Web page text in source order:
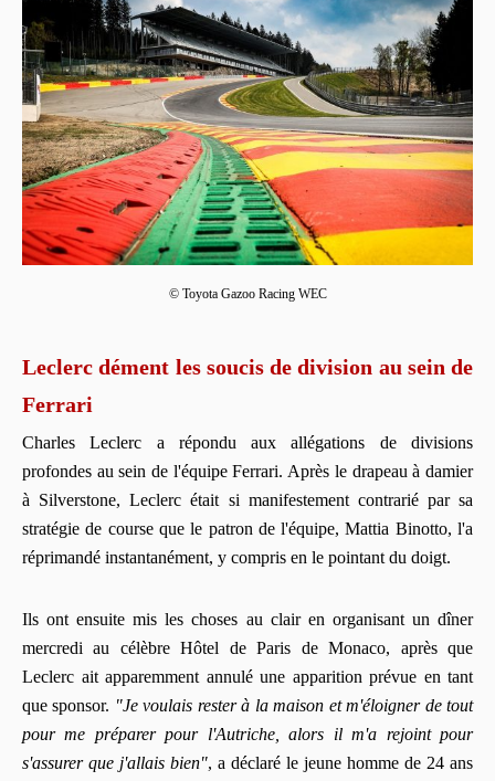
© Toyota Gazoo Racing WEC
Leclerc dément les soucis de division au sein de
Ferrari
Charles Leclerc a répondu aux allégations de divisions
profondes au sein de l'équipe Ferrari. Après le drapeau à damier
à Silverstone, Leclerc était si manifestement contrarié par sa
stratégie de course que le patron de l'équipe, Mattia Binotto, l'a
réprimandé instantanément, y compris en le pointant du doigt.
Ils ont ensuite mis les choses au clair en organisant un dîner
mercredi au célèbre Hôtel de Paris de Monaco, après que
Leclerc ait apparemment annulé une apparition prévue en tant
que sponsor. "Je voulais rester à la maison et m'éloigner de tout
pour me préparer pour l'Autriche, alors il m'a rejoint pour
s'assurer que j'allais bien", a déclaré le jeune homme de 24 ans